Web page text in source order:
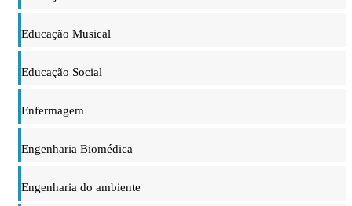
Educação Musical
Educação Social
Enfermagem
Engenharia Biomédica
Engenharia do ambiente